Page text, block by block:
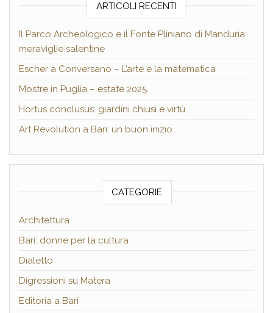
ARTICOLI RECENTI
Il Parco Archeologico e il Fonte Pliniano di Manduria:
meraviglie salentine
Escher a Conversano – L’arte e la matematica
Mostre in Puglia – estate 2025
Hortus conclusus: giardini chiusi e virtù
Art Revolution a Bari: un buon inizio
CATEGORIE
Architettura
Bari: donne per la cultura
Dialetto
Digressioni su Matera
Editoria a Bari